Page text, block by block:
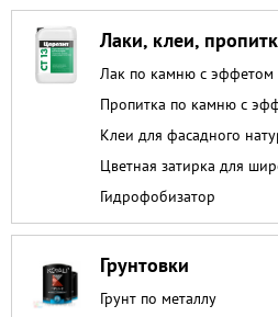
Лаки, клеи,
Лак по камню с
Пропитка по камню с
Клеи для фасадного
Цветная затирка для
Гидрофобизатор
Грунтовки
Грунт по металлу